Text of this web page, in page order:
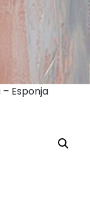
Esponja